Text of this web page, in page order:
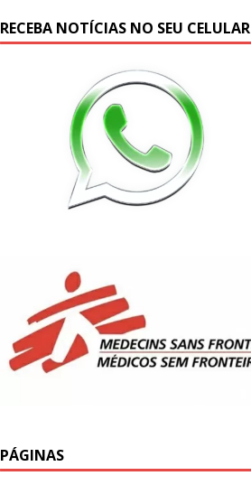
RECEBA NOTÍCIAS NO SEU CELULAR
PÁGINAS